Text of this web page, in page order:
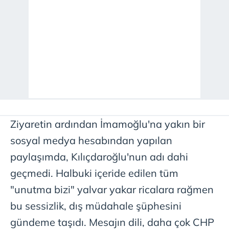
Ziyaretin ardından İmamoğlu'na yakın bir
sosyal medya hesabından yapılan
paylaşımda, Kılıçdaroğlu'nun adı dahi
geçmedi. Halbuki içeride edilen tüm
"unutma bizi" yalvar yakar ricalara rağmen
bu sessizlik, dış müdahale şüphesini
gündeme taşıdı. Mesajın dili, daha çok CHP